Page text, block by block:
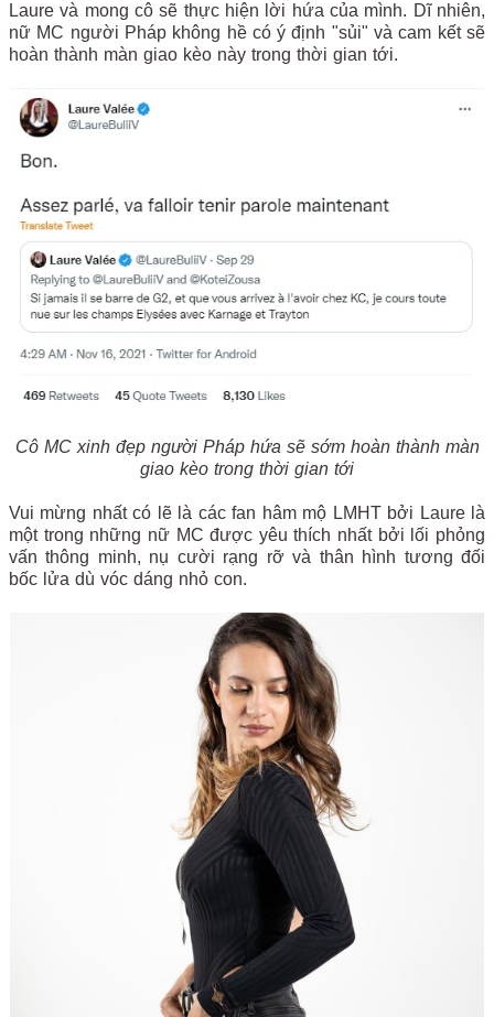
Laure và mong cô sẽ thực hiện lời hứa của mình. Dĩ nhiên,
nữ MC người Pháp không hề có ý định "sủi" và cam kết sẽ
hoàn thành màn giao kèo này trong thời gian tới.
Cô MC xinh đẹp người Pháp hứa sẽ sớm hoàn thành màn
giao kèo trong thời gian tới
Vui mừng nhất có lẽ là các fan hâm mộ LMHT bởi Laure là
một trong những nữ MC được yêu thích nhất bởi lối phỏng
vấn thông minh, nụ cười rạng rỡ và thân hình tương đối
bốc lửa dù vóc dáng nhỏ con.